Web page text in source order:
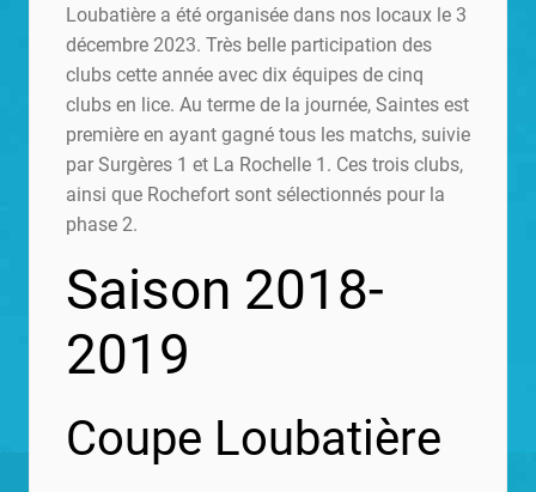
Loubatière a été organisée dans nos locaux le 3
décembre 2023. Très belle participation des
clubs cette année avec dix équipes de cinq
clubs en lice. Au terme de la journée, Saintes est
première en ayant gagné tous les matchs, suivie
par Surgères 1 et La Rochelle 1. Ces trois clubs,
ainsi que Rochefort sont sélectionnés pour la
phase 2.
Saison 2018-
2019
Coupe Loubatière